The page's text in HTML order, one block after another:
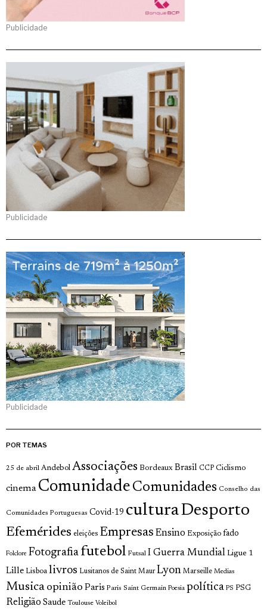
Publicidade
Publicidade
Publicidade
POR TEMAS
25 de abril Andebol Associações Bordeaux Brasil CCP Ciclismo
cinema Comunidade Comunidades Conselho das
Comunidades Portuguesas Covid-19 culturaDesporto
Efemérides eleições Empresas Ensino Exposição fado
Folclore Fotografia futebol Futsal I Guerra Mundial Ligue 1
Lille Lisboa livros Lusitanos de Saint Maur Lyon Marseille Medias
Musica opinião Paris Paris Saint Germain Poesia política PS PSG
Religião Saude Toulouse Voleibol